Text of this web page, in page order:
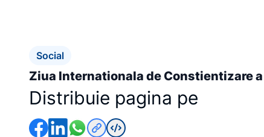
Social
Ziua Internationala de Constientizare
Distribuie pagina pe